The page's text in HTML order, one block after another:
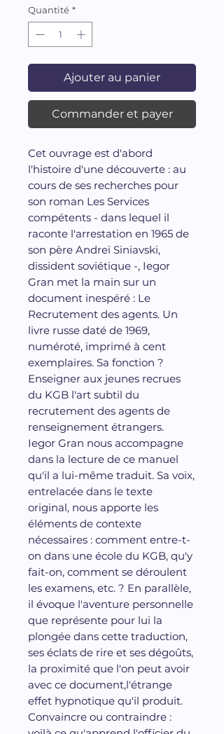
Quantité *
Ajouter au panier
Commander et payer
Cet ouvrage est d'abord
l'histoire d'une découverte : au
cours de ses recherches pour
son roman Les Services
compétents - dans lequel il
raconte l'arrestation en 1965 de
son père Andreï Siniavski,
dissident soviétique -, Iegor
Gran met la main sur un
document inespéré : Le
Recrutement des agents. Un
livre russe daté de 1969,
numéroté, imprimé à cent
exemplaires. Sa fonction ?
Enseigner aux jeunes recrues
du KGB l'art subtil du
recrutement des agents de
renseignement étrangers.
Iegor Gran nous accompagne
dans la lecture de ce manuel
qu'il a lui-même traduit. Sa voix,
entrelacée dans le texte
original, nous apporte les
éléments de contexte
nécessaires : comment entre-t-
on dans une école du KGB, qu'y
fait-on, comment se déroulent
les examens, etc. ? En parallèle,
il évoque l'aventure personnelle
que représente pour lui la
plongée dans cette traduction,
ses éclats de rire et ses dégoûts,
la proximité que l'on peut avoir
avec ce document,l'étrange
effet hypnotique qu'il produit.
Convaincre ou contraindre :